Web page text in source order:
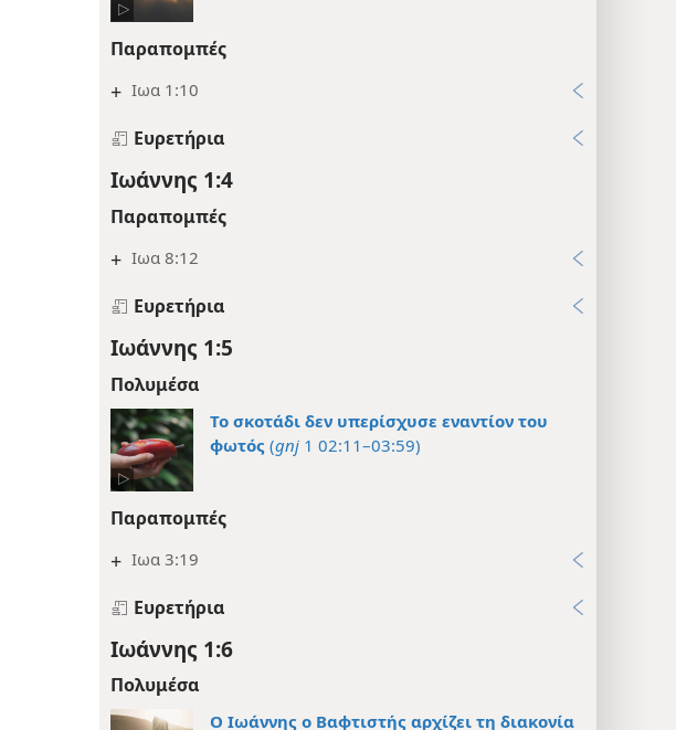
Παραπομπές
+ Ιωα 1:10
Ευρετήρια
Ιωάννης 1:4
Παραπομπές
+ Ιωα 8:12
Ευρετήρια
Ιωάννης 1:5
Πολυμέσα
Το σκοτάδι δεν υπερίσχυσε εναντίον του
φωτός (gnj 1 02:11–03:59)
Παραπομπές
+ Ιωα 3:19
Ευρετήρια
Ιωάννης 1:6
Πολυμέσα
Ο Ιωάννης ο Βαφτιστής αρχίζει τη διακονία